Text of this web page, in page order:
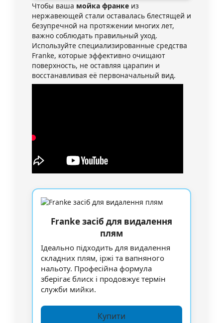
Чтобы ваша мойка франке из
нержавеющей стали оставалась блестящей и
безупречной на протяжении многих лет,
важно соблюдать правильный уход.
Используйте специализированные средства
Franke, которые эффективно очищают
поверхность, не оставляя царапин и
восстанавливая её первоначальный вид.
Franke засіб для видалення
плям
Ідеально підходить для видалення
складних плям, іржі та вапняного
нальоту. Професійна формула
зберігає блиск і продовжує термін
служби мийки.
Купити